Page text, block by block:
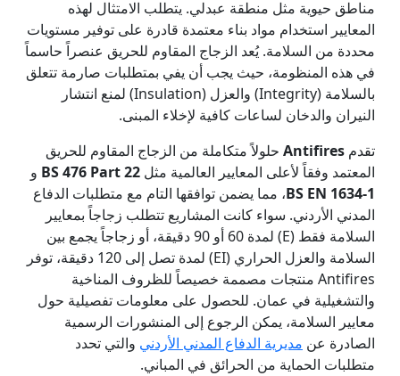
مناطق حيوية مثل منطقة عبدلي. يتطلب الامتثال لهذه
المعايير استخدام مواد بناء معتمدة قادرة على توفير مستويات
محددة من السلامة. يُعد الزجاج المقاوم للحريق عنصراً حاسماً
في هذه المنظومة، حيث يجب أن يفي بمتطلبات صارمة تتعلق
بالسلامة (Integrity) والعزل (Insulation) لمنع انتشار
النيران والدخان لساعات كافية لإخلاء المبنى.
تقدم Antifires حلولاً متكاملة من الزجاج المقاوم للحريق
المعتمد وفقاً لأعلى المعايير العالمية مثل BS 476 Part 22 و
BS EN 1634-1، مما يضمن توافقها التام مع متطلبات الدفاع
المدني الأردني. سواء كانت المشاريع تتطلب زجاجاً بمعايير
السلامة فقط (E) لمدة 60 أو 90 دقيقة، أو زجاجاً يجمع بين
السلامة والعزل الحراري (EI) لمدة تصل إلى 120 دقيقة، توفر
Antifires منتجات مصممة خصيصاً للظروف المناخية
والتشغيلية في عمان. للحصول على معلومات تفصيلية حول
معايير السلامة، يمكن الرجوع إلى المنشورات الرسمية
الصادرة عن مديرية الدفاع المدني الأردني والتي تحدد
متطلبات الحماية من الحرائق في المباني.